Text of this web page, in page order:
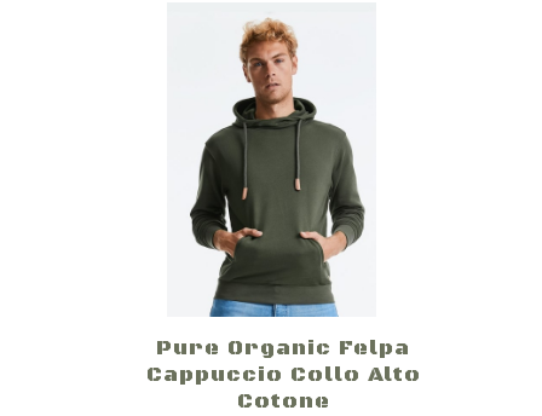
Pure Organic Felpa
Cappuccio Collo Alto
Cotone